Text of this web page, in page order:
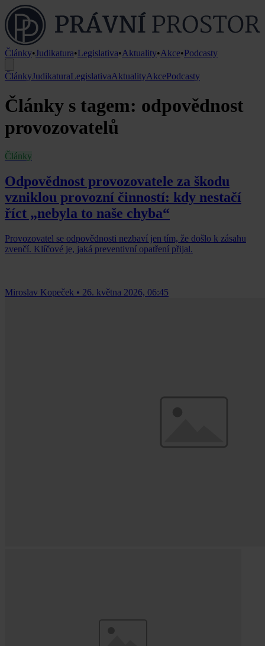
Články•Judikatura•Legislativa•Aktuality•Akce•Podcasty
ČlánkyJudikaturaLegislativaAktualityAkcePodcasty
Články s tagem: odpovědnost
provozovatelů
Články
Odpovědnost provozovatele za škodu
vzniklou provozní činností: kdy nestačí
říct „nebyla to naše chyba“
Provozovatel se odpovědnosti nezbaví jen tím, že došlo k zásahu
zvenčí. Klíčové je, jaká preventivní opatření přijal.
Miroslav Kopeček • 26. května 2026, 06:45